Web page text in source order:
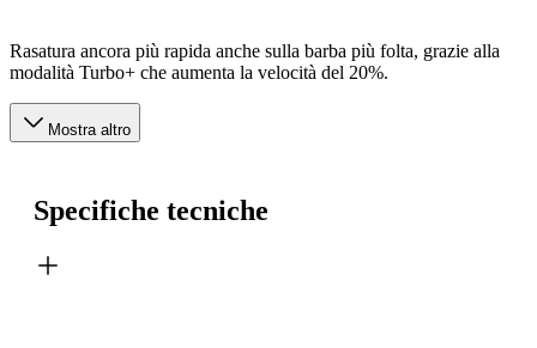
Rasatura ancora più rapida anche sulla barba più folta, grazie alla
modalità Turbo+ che aumenta la velocità del 20%.
Mostra altro
Specifiche tecniche